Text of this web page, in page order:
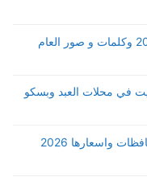
رسائل تهنئة رأس السنة الهجرية 1448- 2027 وكلمات و صور العام
وعلب البسكويت في محلات العبد وبسكو
اجمل أماكن خروجة العيد في القاهرة والمحافظات واسعارها 2026